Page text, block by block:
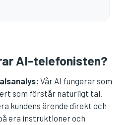
AI-telefonisten?
Vår AI fungerar som
som förstår naturligt tal.
kundens ärende direkt och
era instruktioner och